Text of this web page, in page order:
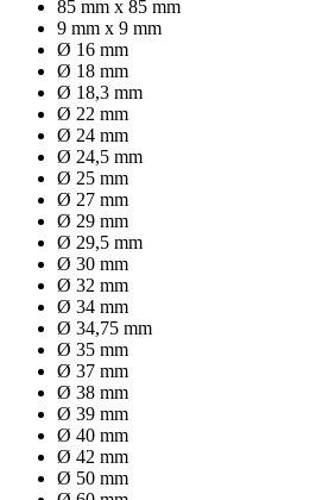
85 mm x 85 mm
9 mm x 9 mm
Ø 16 mm
Ø 18 mm
Ø 18,3 mm
Ø 22 mm
Ø 24 mm
Ø 24,5 mm
Ø 25 mm
Ø 27 mm
Ø 29 mm
Ø 29,5 mm
Ø 30 mm
Ø 32 mm
Ø 34 mm
Ø 34,75 mm
Ø 35 mm
Ø 37 mm
Ø 38 mm
Ø 39 mm
Ø 40 mm
Ø 42 mm
Ø 50 mm